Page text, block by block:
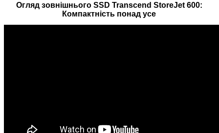
Огляд зовнішнього SSD Transcend StoreJet 600:
Компактність понад усе